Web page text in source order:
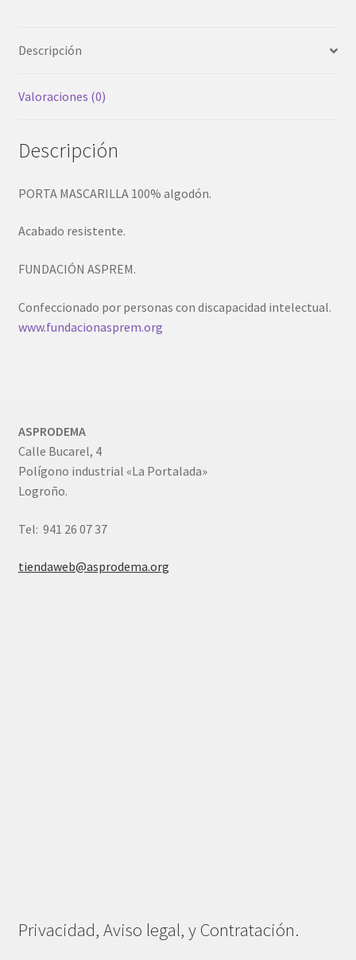
Descripción
Valoraciones (0)
Descripción
PORTA MASCARILLA 100% algodón.
Acabado resistente.
FUNDACIÓN ASPREM.
Confeccionado por personas con discapacidad intelectual.
www.fundacionasprem.org
ASPRODEMA
Calle Bucarel, 4
Polígono industrial «La Portalada»
Logroño.
Tel: 941 26 07 37
tiendaweb@asprodema.org
Privacidad, Aviso legal, y Contratación.